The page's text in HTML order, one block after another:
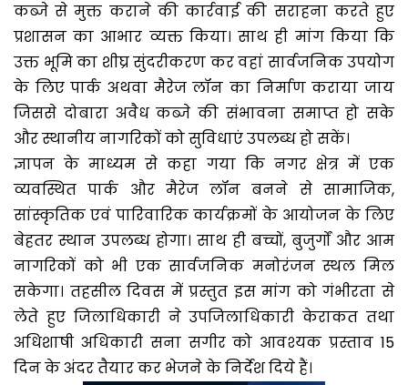
कब्जे से मुक्त कराने की कार्रवाई की सराहना करते हुए
प्रशासन का आभार व्यक्त किया। साथ ही मांग किया कि
उक्त भूमि का शीघ्र सुंदरीकरण कर वहां सार्वजनिक उपयोग
के लिए पार्क अथवा मैरेज लॉन का निर्माण कराया जाय
जिससे दोबारा अवैध कब्जे की संभावना समाप्त हो सके
और स्थानीय नागरिकों को सुविधाएं उपलब्ध हो सकें।
ज्ञापन के माध्यम से कहा गया कि नगर क्षेत्र में एक
व्यवस्थित पार्क और मैरेज लॉन बनने से सामाजिक,
सांस्कृतिक एवं पारिवारिक कार्यक्रमों के आयोजन के लिए
बेहतर स्थान उपलब्ध होगा। साथ ही बच्चों, बुजुर्गों और आम
नागरिकों को भी एक सार्वजनिक मनोरंजन स्थल मिल
सकेगा। तहसील दिवस में प्रस्तुत इस मांग को गंभीरता से
लेते हुए जिलाधिकारी ने उपजिलाधिकारी केराकत तथा
अधिशाषी अधिकारी सना सगीर को आवश्यक प्रस्ताव 15
दिन के अंदर तैयार कर भेजने के निर्देश दिये हैं।